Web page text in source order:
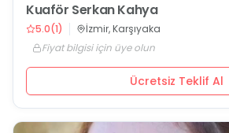
Kuaför Serkan Kahya
5.0(1)
İzmir, Karşıyaka
Fiyat bilgisi için üye olun
Ücretsiz Teklif Al